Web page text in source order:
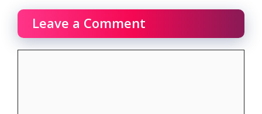
Leave a Comment